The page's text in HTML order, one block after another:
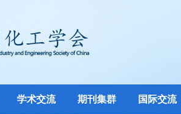
学术交流 期刊集群 国际交流